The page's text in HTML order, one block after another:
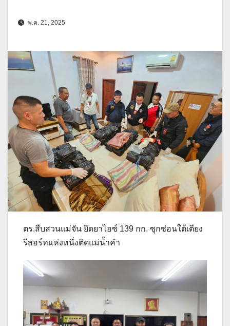
พ.ค. 21, 2025
ตร.สืบสวนแม่จัน ยึดยาไอซ์ 139 กก. ซุกซ่อนใต้เตียง
รีสอร์ทแห่งหนึ่งติดแม่น้ำคำ